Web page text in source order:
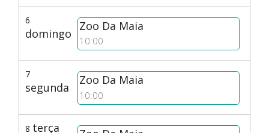
6
domingo
Zoo Da Maia
10:00
7
segunda
Zoo Da Maia
10:00
8 terça